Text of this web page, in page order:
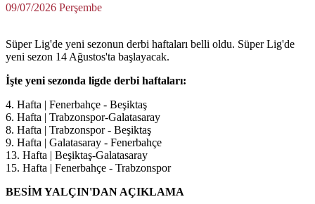
09/07/2026 Perşembe
Süper Lig'de yeni sezonun derbi haftaları belli oldu. Süper Lig'de
yeni sezon 14 Ağustos'ta başlayacak.
İşte yeni sezonda ligde derbi haftaları:
4. Hafta | Fenerbahçe - Beşiktaş
6. Hafta | Trabzonspor-Galatasaray
8. Hafta | Trabzonspor - Beşiktaş
9. Hafta | Galatasaray - Fenerbahçe
13. Hafta | Beşiktaş-Galatasaray
15. Hafta | Fenerbahçe - Trabzonspor
BESİM YALÇIN'DAN AÇIKLAMA